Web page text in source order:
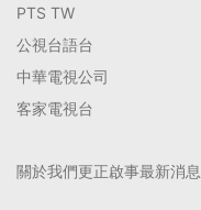
PTS TW
公視台語台
中華電視公司
客家電視台
關於我們更正啟事最新消息